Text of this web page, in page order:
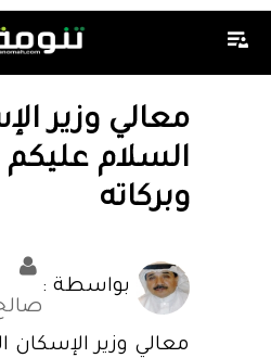
معالي وزير
السلام عليكم
وبركاته
بواسطة :
معالي وزير الإسكان